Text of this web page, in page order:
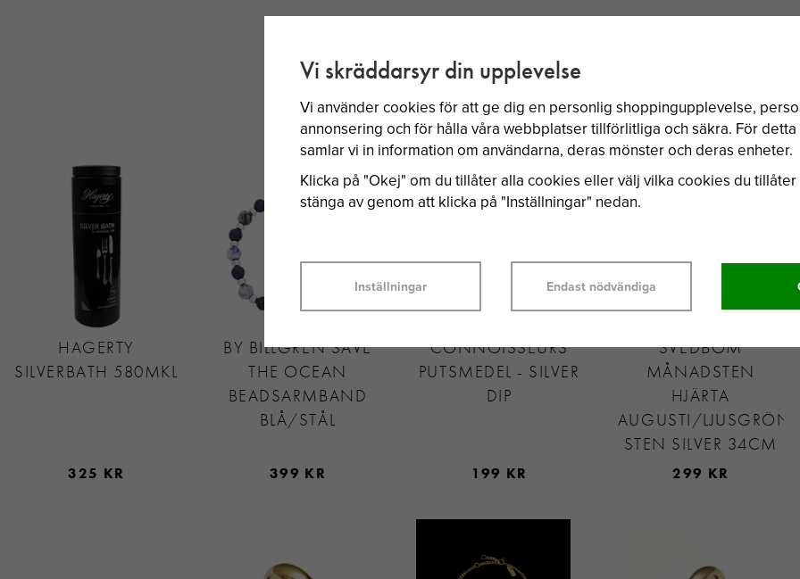
BÄSTSÄLJARE
HAGERTY
SILVERBATH 580MKL
325 KR
BY BILLGREN SAVE
THE OCEAN
BEADSARMBAND
BLÅ/STÅL
399 KR
CONNOISSEURS
PUTSMEDEL - SILVER
DIP
199 KR
SVEDBOM
MÅNADSTEN
HJÄRTA
AUGUSTI/LJUSGRÖN
STEN SILVER 34CM
299 KR
Vi skräddarsyr din upplevelse
Vi använder cookies för att ge dig en personlig shoppingupplevelse,
annonsering och för hålla våra webbplatser tillförlitliga och säkra. För detta
samlar vi in information om användarna, deras mönster och deras enheter.
Klicka på "Okej" om du tillåter alla cookies eller välj vilka cookies du tillåter
stänga av genom att klicka på "Inställningar" nedan.
Inställningar Endast nödvändiga